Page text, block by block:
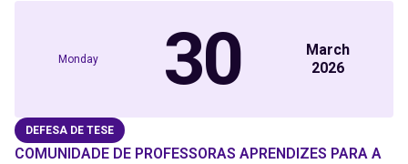
Monday 30
March
2026
DEFESA DE TESE
COMUNIDADE DE PROFESSORAS APRENDIZES PARA A